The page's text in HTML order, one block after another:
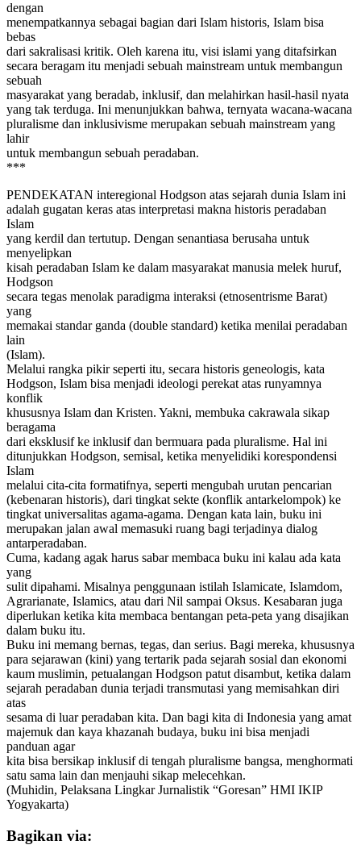
dengan
menempatkannya sebagai bagian dari Islam historis, Islam bisa
bebas
dari sakralisasi kritik. Oleh karena itu, visi islami yang ditafsirkan
secara beragam itu menjadi sebuah mainstream untuk membangun
sebuah
masyarakat yang beradab, inklusif, dan melahirkan hasil-hasil nyata
yang tak terduga. Ini menunjukkan bahwa, ternyata wacana-wacana
pluralisme dan inklusivisme merupakan sebuah mainstream yang
lahir
untuk membangun sebuah peradaban.
***
PENDEKATAN interegional Hodgson atas sejarah dunia Islam ini
adalah gugatan keras atas interpretasi makna historis peradaban
Islam
yang kerdil dan tertutup. Dengan senantiasa berusaha untuk
menyelipkan
kisah peradaban Islam ke dalam masyarakat manusia melek huruf,
Hodgson
secara tegas menolak paradigma interaksi (etnosentrisme Barat)
yang
memakai standar ganda (double standard) ketika menilai peradaban
lain
(Islam).
Melalui rangka pikir seperti itu, secara historis geneologis, kata
Hodgson, Islam bisa menjadi ideologi perekat atas runyamnya
konflik
khususnya Islam dan Kristen. Yakni, membuka cakrawala sikap
beragama
dari eksklusif ke inklusif dan bermuara pada pluralisme. Hal ini
ditunjukkan Hodgson, semisal, ketika menyelidiki korespondensi
Islam
melalui cita-cita formatifnya, seperti mengubah urutan pencarian
(kebenaran historis), dari tingkat sekte (konflik antarkelompok) ke
tingkat universalitas agama-agama. Dengan kata lain, buku ini
merupakan jalan awal memasuki ruang bagi terjadinya dialog
antarperadaban.
Cuma, kadang agak harus sabar membaca buku ini kalau ada kata
yang
sulit dipahami. Misalnya penggunaan istilah Islamicate, Islamdom,
Agrarianate, Islamics, atau dari Nil sampai Oksus. Kesabaran juga
diperlukan ketika kita membaca bentangan peta-peta yang disajikan
dalam buku itu.
Buku ini memang bernas, tegas, dan serius. Bagi mereka, khususnya
para sejarawan (kini) yang tertarik pada sejarah sosial dan ekonomi
kaum muslimin, petualangan Hodgson patut disambut, ketika dalam
sejarah peradaban dunia terjadi transmutasi yang memisahkan diri
atas
sesama di luar peradaban kita. Dan bagi kita di Indonesia yang amat
majemuk dan kaya khazanah budaya, buku ini bisa menjadi
panduan agar
kita bisa bersikap inklusif di tengah pluralisme bangsa, menghormati
satu sama lain dan menjauhi sikap melecehkan.
(Muhidin, Pelaksana Lingkar Jurnalistik “Goresan” HMI IKIP
Yogyakarta)
Bagikan via: